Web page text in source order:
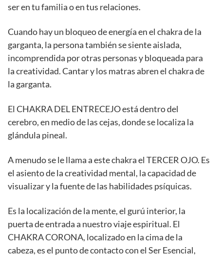
ser en tu familia o en tus relaciones.
Cuando hay un bloqueo de energía en el chakra de la
garganta, la persona también se siente aislada,
incomprendida por otras personas y bloqueada para
la creatividad. Cantar y los matras abren el chakra de
la garganta.
El CHAKRA DEL ENTRECEJO está dentro del
cerebro, en medio de las cejas, donde se localiza la
glándula pineal.
A menudo se le llama a este chakra el TERCER OJO. Es
el asiento de la creatividad mental, la capacidad de
visualizar y la fuente de las habilidades psíquicas.
Es la localización de la mente, el gurú interior, la
puerta de entrada a nuestro viaje espiritual. El
CHAKRA CORONA, localizado en la cima de la
cabeza, es el punto de contacto con el Ser Esencial,